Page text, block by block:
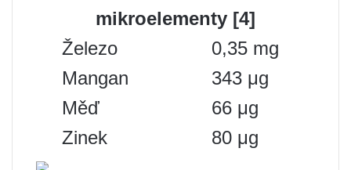
mikroelementy [4]
Železo
0,35 mg
Mangan
343 μg
Měď
66 μg
Zinek
80 μg